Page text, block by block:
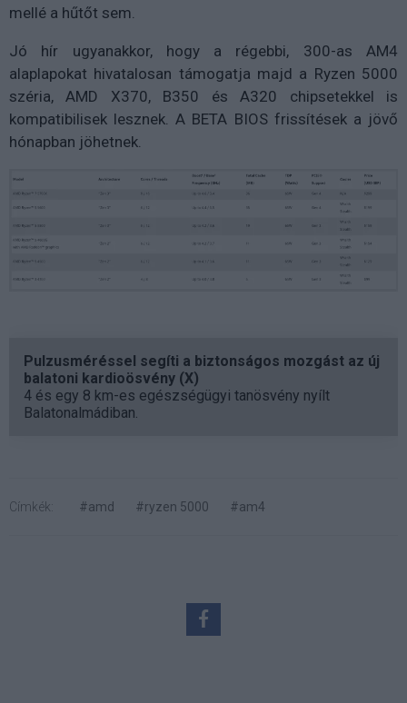
mellé a hűtőt sem.
Jó hír ugyanakkor, hogy a régebbi, 300-as AM4
alaplapokat hivatalosan támogatja majd a Ryzen 5000
széria, AMD X370, B350 és A320 chipsetekkel is
kompatibilisek lesznek. A BETA BIOS frissítések a jövő
hónapban jöhetnek.
Pulzusméréssel segíti a biztonságos mozgást az új
balatoni kardioösvény (X)
4 és egy 8 km-es egészségügyi tanösvény nyílt
Balatonalmádiban.
Címkék: #amd #ryzen 5000 #am4